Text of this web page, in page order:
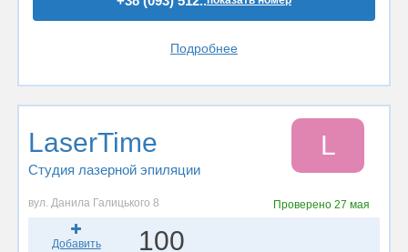
Подробнее
LaserTime
Студия лазерной эпиляции
L
вул. Данила Галицького 8 Проверено 27 мая
Добавить
100